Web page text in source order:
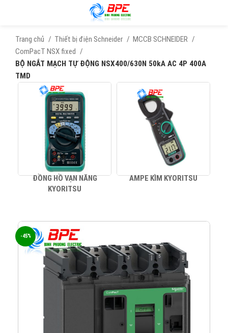
Trang chủ Thiết bị điện Schneider
MCCB SCHNEIDER
ComPacT NSX fixed
BỘ NGẮT MẠCH TỰ ĐỘNG NSX400/630N 50kA AC 4P 400A
TMD
ĐỒNG HỒ VẠN NĂNG
KYORITSU
AMPE KÌM KYORITSU
-45%